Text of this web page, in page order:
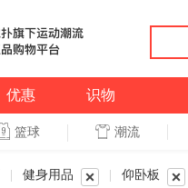
优惠 识物
篮球 潮流
健身用品 仰卧板